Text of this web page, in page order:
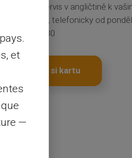
Zákaznický servis v angličtině k
lístkem 24/24, telefonicky od
od 9h do 18h30
Pořiďte si kartu
et
—